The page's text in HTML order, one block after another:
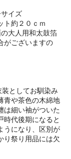
イズ
約２０ｃｍ
大人用和太鼓箔
がございますの
としてお馴染み
青や茶色の木綿地
は細い袖がついた
時代後期になると
うになり、区別が
り祭り用品には欠